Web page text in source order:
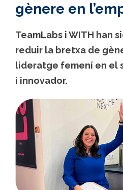
gènere en
TeamLabs i WITH han
reduir la bretxa de
lideratge femení en el
i innovador.